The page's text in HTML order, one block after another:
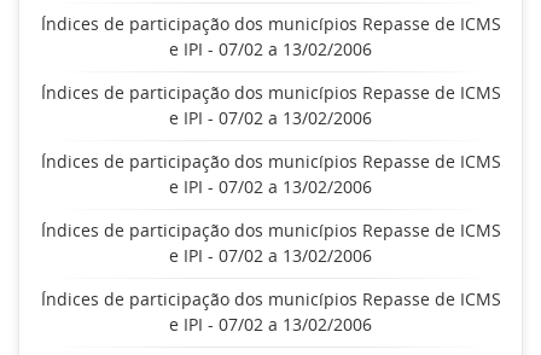
Índices de participação dos municípios Repasse de ICMS
e IPI - 07/02 a 13/02/2006
Índices de participação dos municípios Repasse de ICMS
e IPI - 07/02 a 13/02/2006
Índices de participação dos municípios Repasse de ICMS
e IPI - 07/02 a 13/02/2006
Índices de participação dos municípios Repasse de ICMS
e IPI - 07/02 a 13/02/2006
Índices de participação dos municípios Repasse de ICMS
e IPI - 07/02 a 13/02/2006